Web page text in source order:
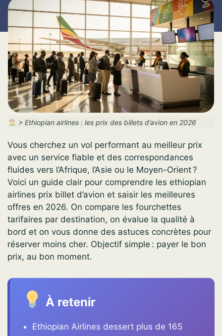
> Ethiopian airlines : les prix des billets d’avion en 2026
Vous cherchez un vol performant au meilleur prix
avec un service fiable et des correspondances
fluides vers l’Afrique, l’Asie ou le Moyen-Orient ?
Voici un guide clair pour comprendre les ethiopian
airlines prix billet d’avion et saisir les meilleures
offres en 2026. On compare les fourchettes
tarifaires par destination, on évalue la qualité à
bord et on vous donne des astuces concrètes pour
réserver moins cher. Objectif simple : payer le bon
prix, au bon moment.
À retenir
Ethiopian Airlines dessert plus de 165